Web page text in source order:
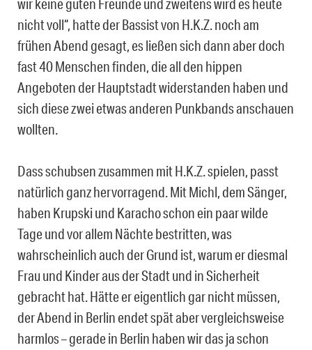
wir keine guten Freunde und zweitens wird es heute
nicht voll“, hatte der Bassist von H.K.Z. noch am
frühen Abend gesagt, es ließen sich dann aber doch
fast 40 Menschen finden, die all den hippen
Angeboten der Hauptstadt widerstanden haben und
sich diese zwei etwas anderen Punkbands anschauen
wollten.
Dass schubsen zusammen mit H.K.Z. spielen, passt
natürlich ganz hervorragend. Mit Michl, dem Sänger,
haben Krupski und Karacho schon ein paar wilde
Tage und vor allem Nächte bestritten, was
wahrscheinlich auch der Grund ist, warum er diesmal
Frau und Kinder aus der Stadt und in Sicherheit
gebracht hat. Hätte er eigentlich gar nicht müssen,
der Abend in Berlin endet spät aber vergleichsweise
harmlos – gerade in Berlin haben wir das ja schon